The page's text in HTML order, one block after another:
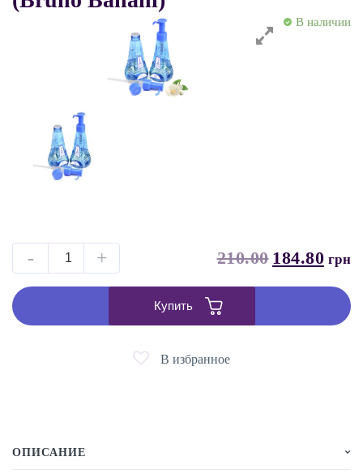
В наличии
- + 210.00 184.80 грн
Купить
В избранное
ОПИСАНИЕ